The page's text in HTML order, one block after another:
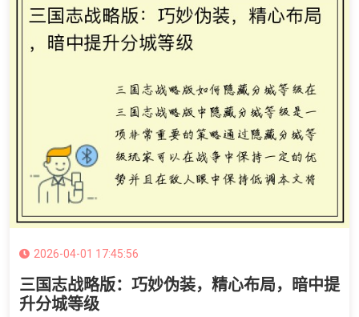
2026-04-01 17:45:56
三国志战略版：巧妙伪装，精心布局，暗中提
升分城等级